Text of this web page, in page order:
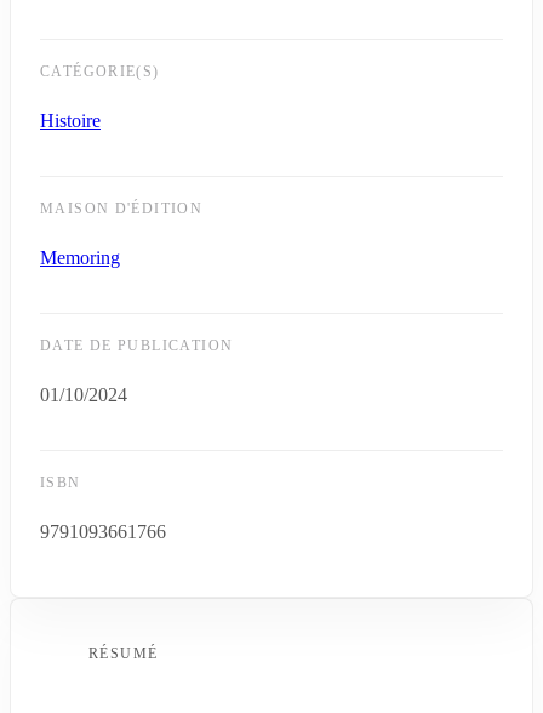
CATÉGORIE(S)
Histoire
MAISON D'ÉDITION
Memoring
DATE DE PUBLICATION
01/10/2024
ISBN
9791093661766
RÉSUMÉ